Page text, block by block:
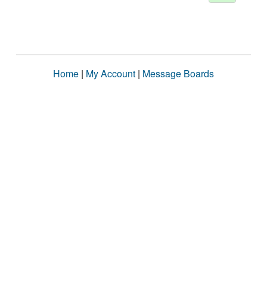
Home | My Account | Message Boards